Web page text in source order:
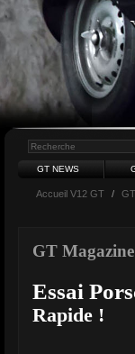
GT NEWS
Accueil V12 GT /
GT Magazine
Essai
Rapide !